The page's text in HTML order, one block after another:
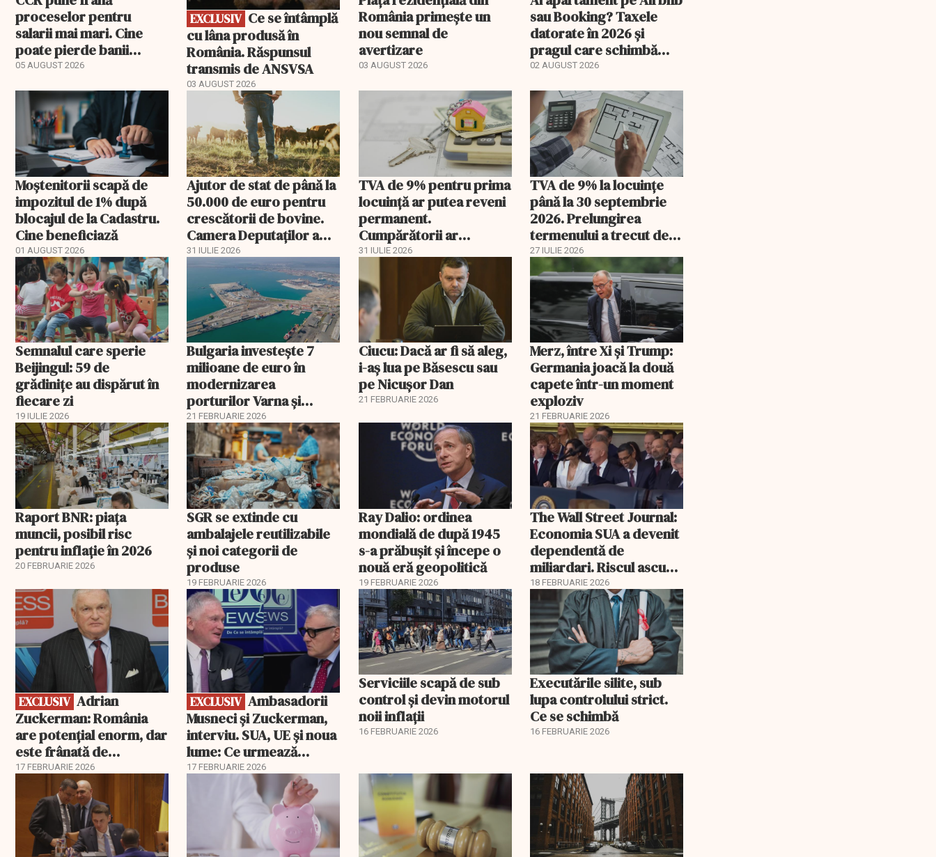
proceselor pentru
salarii mai mari. Cine
poate pierde banii
ceruți statului
05 AUGUST 2026
EXCLUSIV
cu lâna produsă în
România. Răspunsul
transmis de ANSVSA
03 AUGUST 2026
România primește un
nou semnal de
avertizare
03 AUGUST 2026
sau Booking? Taxele
datorate în 2026 și
pragul care schimbă
regimul fiscal
02 AUGUST 2026
Moștenitorii scapă de
impozitul de 1% după
blocajul de la Cadastru.
Cine beneficiază
01 AUGUST 2026
Ajutor de stat de până la
50.000 de euro pentru
crescătorii de bovine.
Camera Deputaților a
aprobat schema
31 IULIE 2026
TVA de 9% pentru prima
locuință ar putea reveni
permanent.
Cumpărătorii ar
economisi zeci de mii de
31 IULIE 2026
TVA de 9% la locuințe
până la 30 septembrie
2026. Prelungirea
termenului a trecut de
comisia din Parlament
27 IULIE 2026
Semnalul care sperie
Beijingul: 59 de
grădinițe au dispărut în
fiecare zi
19 IULIE 2026
Bulgaria investește 7
milioane de euro în
modernizarea
porturilor Varna și
Burgas
21 FEBRUARIE 2026
Ciucu: Dacă ar fi să aleg,
i-aș lua pe Băsescu sau
pe Nicușor Dan
21 FEBRUARIE 2026
Merz, între Xi și Trump:
Germania joacă la două
capete într-un moment
exploziv
21 FEBRUARIE 2026
Raport BNR: piața
muncii, posibil risc
pentru inflație în 2026
20 FEBRUARIE 2026
SGR se extinde cu
ambalajele reutilizabile
și noi categorii de
produse
19 FEBRUARIE 2026
Ray Dalio: ordinea
mondială de după 1945
s-a prăbușit și începe o
nouă eră geopolitică
19 FEBRUARIE 2026
The Wall Street Journal:
Economia SUA a devenit
dependentă de
miliardari. Riscul ascuns
pentru burse și consum
18 FEBRUARIE 2026
EXCLUSIV
EXCLUSIV
Zuckerman: România
are potențial enorm, dar
este frânată de
corupție, companii de
stat și influența
propagandei ruse
17 FEBRUARIE 2026
EXCLUSIV
EXCLUSIV Ambasadorii
Musneci și Zuckerman,
interviu. SUA, UE și noua
lume: Ce urmează
pentru România
17 FEBRUARIE 2026
Serviciile scapă de sub
control și devin motorul
noii inflații
16 FEBRUARIE 2026
Executările silite, sub
lupa controlului strict.
Ce se schimbă
16 FEBRUARIE 2026